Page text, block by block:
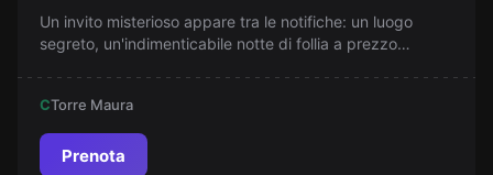
Un invito misterioso appare tra le notifiche: un luogo
segreto, un'indimenticabile notte di follia a prezzo
trasformi rapidamente in qualcosa di molto più oscuro.
CTorre Maura
Prenota